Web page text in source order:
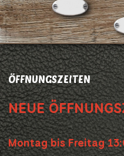
ÖFFNUNGSZEITEN
NEUE
Montag bis Freitag